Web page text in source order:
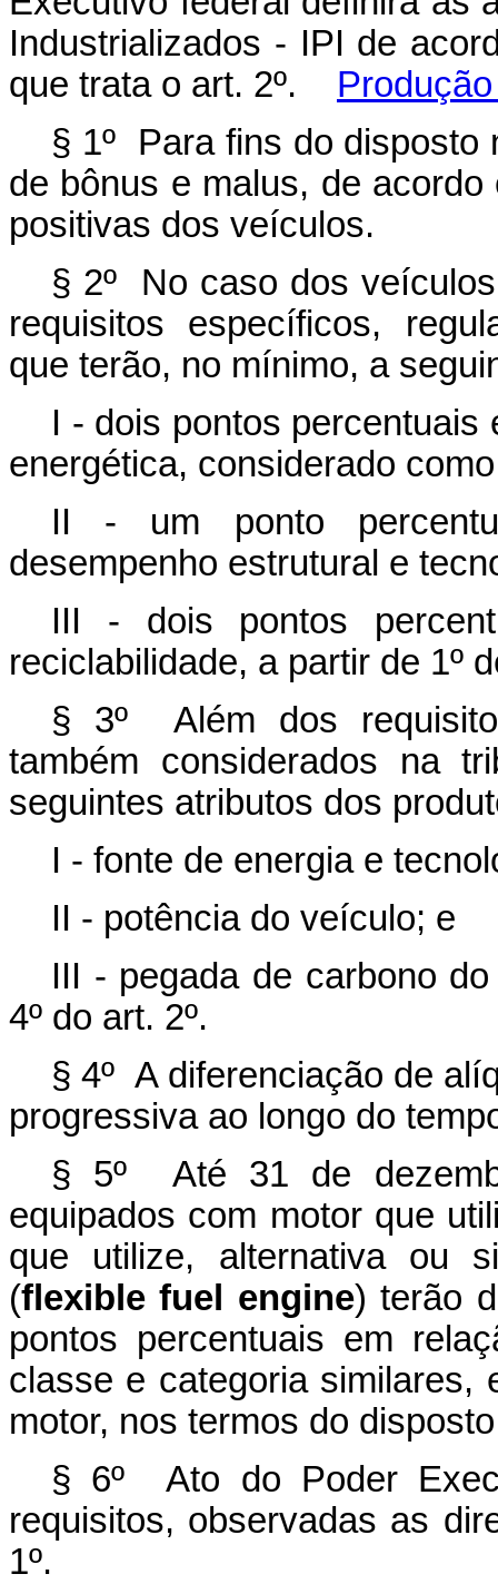
Industrializados - IPI de
que trata o art. 2º.
§ 1º Para fins do disposto
de bônus e malus, de
positivas dos veículos.
§ 2º No caso dos
requisitos específicos,
que terão, no mínimo, a
I - dois pontos
energética, considerado
II - um ponto
desempenho estrutural e
III - dois pontos
reciclabilidade, a partir de 1º
§ 3º Além dos
também considerados na
seguintes atributos dos
I - fonte de energia e
II - potência do veículo; e
III - pegada de carbono
4º do art. 2º.
§ 4º A diferenciação de
progressiva ao longo do
§ 5º Até 31 de
equipados com motor que
que utilize, alternativa ou
(flexible fuel engine) terão
pontos percentuais em
classe e categoria similares,
motor, nos termos do
§ 6º Ato do Poder
requisitos, observadas as
1º.